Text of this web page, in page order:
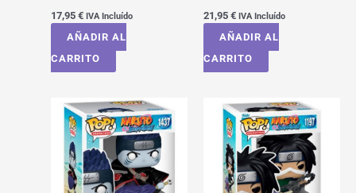
17,95 € IVA Incluído
AÑADIR AL
CARRITO
21,95 € IVA Incluído
AÑADIR AL
CARRITO